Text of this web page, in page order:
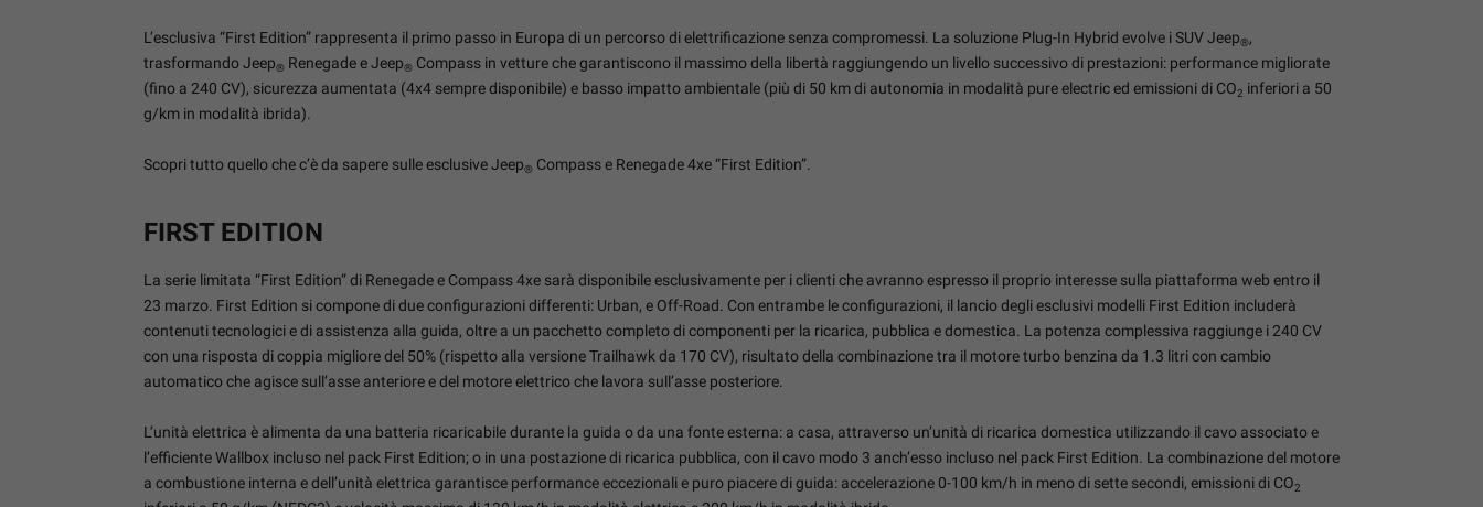
L’esclusiva “First Edition” rappresenta il primo passo in Europa di un percorso di elettrificazione senza compromessi. La soluzione Plug-In Hybrid evolve i SUV Jeep®,
trasformando Jeep® Renegade e Jeep® Compass in vetture che garantiscono il massimo della libertà raggiungendo un livello successivo di prestazioni: performance migliorate
(fino a 240 CV), sicurezza aumentata (4x4 sempre disponibile) e basso impatto ambientale (più di 50 km di autonomia in modalità pure electric ed emissioni di CO2 inferiori a 50
g/km in modalità ibrida).
Scopri tutto quello che c’è da sapere sulle esclusive Jeep® Compass e Renegade 4xe “First Edition”.
FIRST EDITION
La serie limitata “First Edition” di Renegade e Compass 4xe sarà disponibile esclusivamente per i clienti che avranno espresso il proprio interesse sulla piattaforma web entro il
23 marzo. First Edition si compone di due configurazioni differenti: Urban, e Off-Road. Con entrambe le configurazioni, il lancio degli esclusivi modelli First Edition includerà
contenuti tecnologici e di assistenza alla guida, oltre a un pacchetto completo di componenti per la ricarica, pubblica e domestica. La potenza complessiva raggiunge i 240 CV
con una risposta di coppia migliore del 50% (rispetto alla versione Trailhawk da 170 CV), risultato della combinazione tra il motore turbo benzina da 1.3 litri con cambio
automatico che agisce sull’asse anteriore e del motore elettrico che lavora sull’asse posteriore.
L’unità elettrica è alimenta da una batteria ricaricabile durante la guida o da una fonte esterna: a casa, attraverso un’unità di ricarica domestica utilizzando il cavo associato e
l’efficiente Wallbox incluso nel pack First Edition; o in una postazione di ricarica pubblica, con il cavo modo 3 anch’esso incluso nel pack First Edition. La combinazione del motore
a combustione interna e dell’unità elettrica garantisce performance eccezionali e puro piacere di guida: accelerazione 0-100 km/h in meno di sette secondi, emissioni di CO2